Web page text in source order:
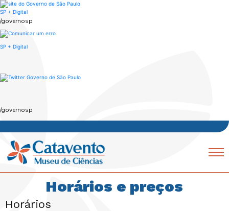
Skip
to
main
SP + Digital
/governosp
SP + Digital
/governosp
Navegação
principal
Mobile
Horários e preços
Horários